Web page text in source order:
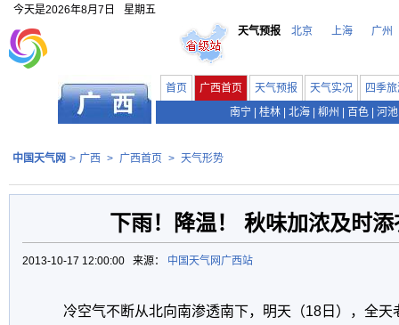
今天是2026年8月7日
星期五
天气预报
北京 上海 广州
首页 广西首页 天气预报 天气实况
四季
南宁
桂林 北海 柳州 百色 河池
中国天气网 > 广西 > 广西首页 > 天气形势
下雨！降温！ 秋味加浓及时
2013-10-17 12:00:00 来源： 中国天气网广西站
冷空气不断从北向南渗透南下，明天（18日），全